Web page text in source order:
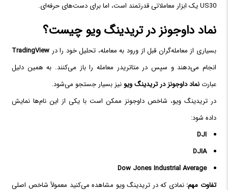
US30 یک ابزار معاملاتی قدرتمند است، اما برای دست‌های حرفه‌ای.
نماد داوجونز در تریدینگ ویو چیست؟
بسیاری از معامله‌گران قبل از ورود به معامله، تحلیل خود را در TradingView
انجام می‌دهند و سپس در متاتریدر معامله را باز می‌کنند. به همین دلیل
عبارت نماد داوجونز در تریدینگ ویو نیز بسیار جستجو می‌شود.
در تریدینگ ویو، شاخص داوجونز ممکن است با یکی از این نام‌ها نمایش
داده شود:
DJI
DJIA
Dow Jones Industrial Average
تفاوت مهم: نمادی که در تریدینگ ویو مشاهده می‌کنید معمولاً شاخص اصلی